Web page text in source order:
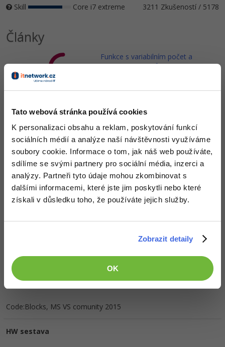
Tato webová stránka používá cookies
K personalizaci obsahu a reklam, poskytování funkcí
sociálních médií a analýze naší návštěvnosti využíváme
soubory cookie. Informace o tom, jak náš web používáte,
sdílíme se svými partnery pro sociální média, inzerci a
analýzy. Partneři tyto údaje mohou zkombinovat s
dalšími informacemi, které jste jim poskytli nebo které
získali v důsledku toho, že používáte jejich služby.
Zobrazit detaily
OK
Skill Core i7 extreme 3211 Zkušeností / 5178
Články
Funkce s variabilním počet a
typem argumentů v jazyce C
Príklad funkcie miniprintf.
Zobrazit vše (4)
Ocenění
Libor Šimo (libcosenior) zatím nezískal žádná ocenění.
Bystrica.Vyhledat kolegy
Oblíbené IDE, Editor
Code:Blocks, MS VS comunity 2015
HW sestava